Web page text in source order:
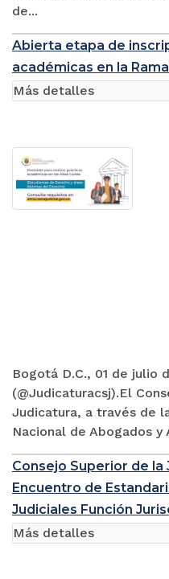
de...
Abierta etapa de
académicas en la
Bogotá D.C., 01 de julio
(@Judicaturacsj).El
Judicatura, a través de
Nacional de Abogados y
Más detalles
Consejo Superior de la
Encuentro de
Judiciales Función
Más detalles